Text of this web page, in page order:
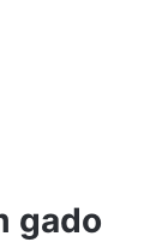
gado